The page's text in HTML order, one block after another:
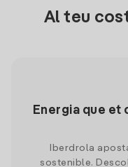
Al teu
Energia que et
Iberdrola
sostenible.